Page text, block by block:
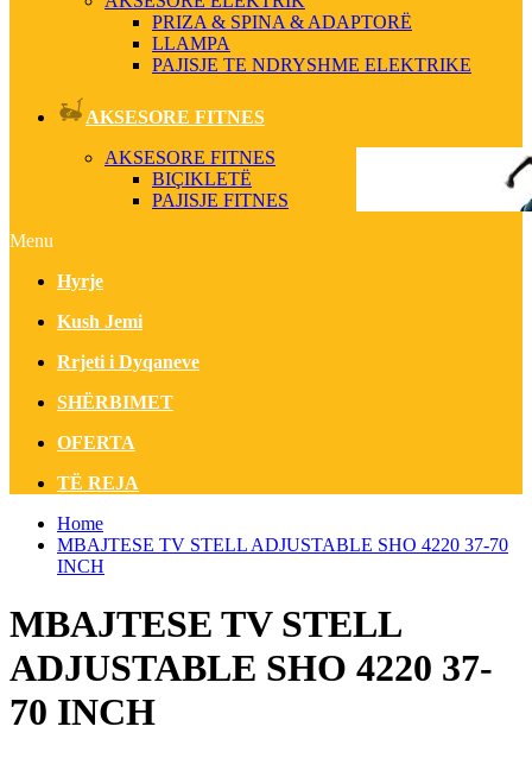
PRIZA & SPINA & ADAPTORË
LLAMPA
PAJISJE TE NDRYSHME ELEKTRIKE
AKSESORE FITNES
AKSESORE FITNES
BIÇIKLETË
PAJISJE FITNES
Menu
Hyrje
Kush Jemi
Rrjeti i Dyqaneve
SHËRBIMET
OFERTA
TË REJA
Home
MBAJTESE TV STELL ADJUSTABLE SHO 4220 37-70
INCH
MBAJTESE TV STELL
ADJUSTABLE SHO 4220 37-
70 INCH